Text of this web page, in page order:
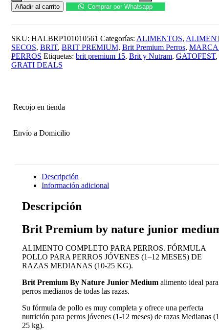
Comida
para
Premium
by
nature
junior
medium
Añadir al carrito Comprar por Whatsapp
SKU: HALBRP101010561 Categorías: ALIMENTOS,
SECOS, BRIT, BRIT PREMIUM, Brit Premium Perros,
PERROS Etiquetas: brit premium 15, Brit y Nutram, GATOFEST,
GRATI DEALS
Recojo en tienda
Envío a Domicilio
Descripción
Información adicional
Descripción
Brit Premium by nature junior
ALIMENTO COMPLETO PARA PERROS. FÓRMULA
POLLO PARA PERROS JÓVENES (1–12 MESES) DE
RAZAS MEDIANAS (10-25 KG).
Brit Premium By Nature Junior Medium alimento ideal para
perros medianos de todas las razas.
Su fórmula de pollo es muy completa y ofrece una perfecta
nutrición para perros jóvenes (1-12 meses) de razas Medianas
25 kg).